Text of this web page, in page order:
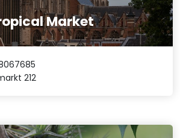
Market
212